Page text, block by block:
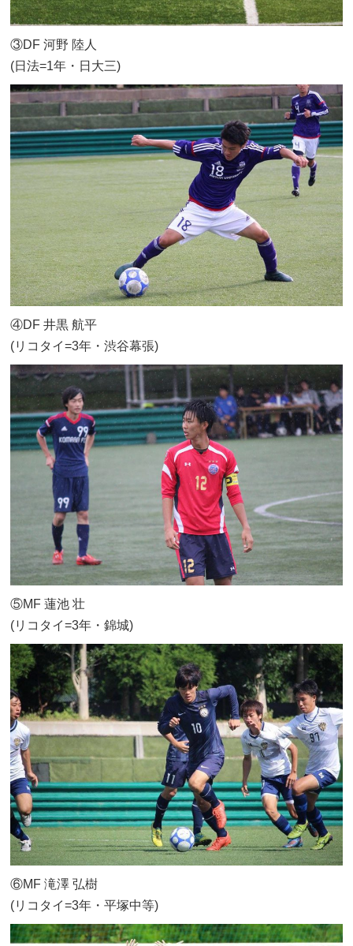
③DF 河野 陸人
(日法=1年・日大三)
④DF 井黒 航平
(リコタイ=3年・渋谷幕張)
⑤MF 蓮池 壮
(リコタイ=3年・錦城)
⑥MF 滝澤 弘樹
(リコタイ=3年・平塚中等)